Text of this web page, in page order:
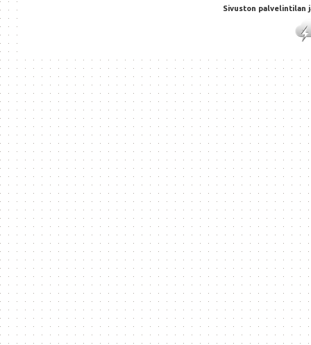
Sivuston palvelintilan